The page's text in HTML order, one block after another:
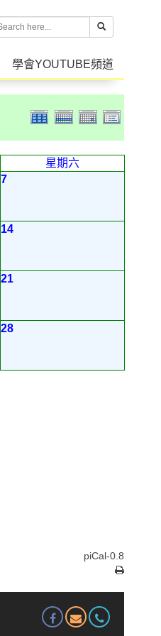
學會YOUTUBE頻道
星期六
7
14
21
28
piCal-0.8